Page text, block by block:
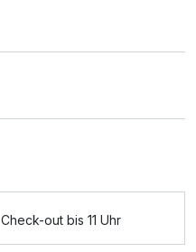
Check-out bis 11 Uhr